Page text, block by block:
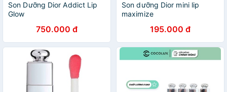
Son Dưỡng Dior Addict Lip
Glow
750.000 đ
Son dưỡng Dior mini lip
maximize
195.000 đ